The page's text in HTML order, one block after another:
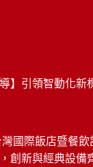
】引領智動化新
灣國際飯店暨餐
創新與經典設備